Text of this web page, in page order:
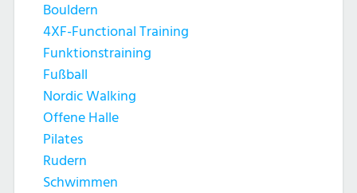
Bouldern
4XF-Functional Training
Funktionstraining
Fußball
Nordic Walking
Offene Halle
Pilates
Rudern
Schwimmen